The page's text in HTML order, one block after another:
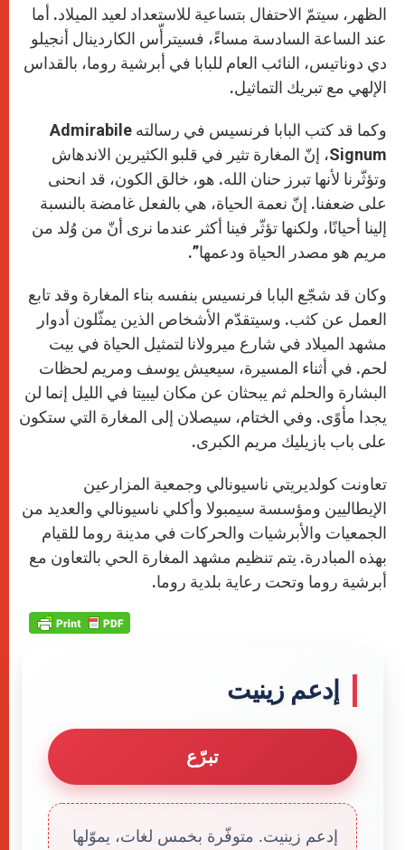
الظهر، سيتمّ الاحتفال بتساعية للاستعداد لعيد الميلاد. أما
عند الساعة السادسة مساءً، فسيترأّس الكاردينال أنجيلو
دي دوناتيس، النائب العام للبابا في أبرشية روما، بالقداس
الإلهي مع تبريك التماثيل.
وكما قد كتب البابا فرنسيس في رسالته Admirabile
Signum، إنّ المغارة تثير في قلبو الكثيرين الاندهاش
وتؤثّرنا لأنها تبرز حنان الله. هو، خالق الكون، قد انحنى
على ضعفنا. إنّ نعمة الحياة، هي بالفعل غامضة بالنسبة
إلينا أحيانًا، ولكنها تؤثّر فينا أكثر عندما نرى أنّ من وُلد من
مريم هو مصدر الحياة ودعمها”.
وكان قد شجّع البابا فرنسيس بنفسه بناء المغارة وقد تابع
العمل عن كثب. وسيتقدّم الأشخاص الذين يمثّلون أدوار
مشهد الميلاد في شارع ميرولانا لتمثيل الحياة في بيت
لحم. في أثناء المسيرة، سيعيش يوسف ومريم لحظات
البشارة والحلم ثم يبحثان عن مكان ليبيتا في الليل إنما لن
يجدا مأوًى. وفي الختام، سيصلان إلى المغارة التي ستكون
على باب بازيليك مريم الكبرى.
تعاونت كولديريتي ناسيونالي وجمعية المزارعين
الإيطاليين ومؤسسة سيمبولا وأكلي ناسيونالي والعديد من
الجمعيات والأبرشيات والحركات في مدينة روما للقيام
بهذه المبادرة. يتم تنظيم مشهد المغارة الحي بالتعاون مع
أبرشية روما وتحت رعاية بلدية روما.
إدعم زينيت
تبرّع
إدعم زينيت. متوفّرة بخمس لغات، يموّلها